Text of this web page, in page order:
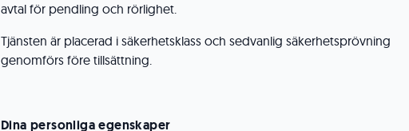
avtal för pendling och rörlighet.
Tjänsten är placerad i säkerhetsklass och sedvanlig säkerhetsprövning
genomförs före tillsättning.
Dina personliga egenskaper